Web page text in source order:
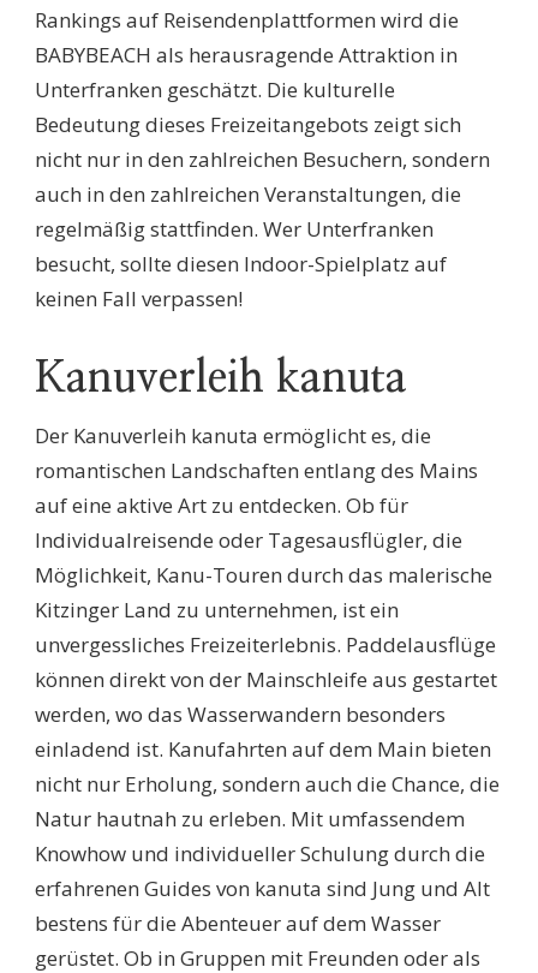
Rankings auf Reisendenplattformen wird die
BABYBEACH als herausragende Attraktion in
Unterfranken geschätzt. Die kulturelle
Bedeutung dieses Freizeitangebots zeigt sich
nicht nur in den zahlreichen Besuchern, sondern
auch in den zahlreichen Veranstaltungen, die
regelmäßig stattfinden. Wer Unterfranken
besucht, sollte diesen Indoor-Spielplatz auf
keinen Fall verpassen!
Kanuverleih kanuta
Der Kanuverleih kanuta ermöglicht es, die
romantischen Landschaften entlang des Mains
auf eine aktive Art zu entdecken. Ob für
Individualreisende oder Tagesausflügler, die
Möglichkeit, Kanu-Touren durch das malerische
Kitzinger Land zu unternehmen, ist ein
unvergessliches Freizeiterlebnis. Paddelausflüge
können direkt von der Mainschleife aus gestartet
werden, wo das Wasserwandern besonders
einladend ist. Kanufahrten auf dem Main bieten
nicht nur Erholung, sondern auch die Chance, die
Natur hautnah zu erleben. Mit umfassendem
Knowhow und individueller Schulung durch die
erfahrenen Guides von kanuta sind Jung und Alt
bestens für die Abenteuer auf dem Wasser
gerüstet. Ob in Gruppen mit Freunden oder als